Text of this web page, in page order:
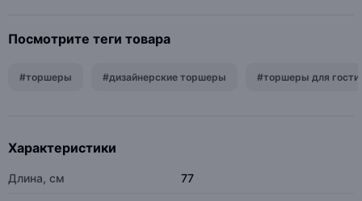
Посмотрите теги товара
#торшеры #дизайнерские торшеры #торшеры для
Характеристики
Длина, см 77